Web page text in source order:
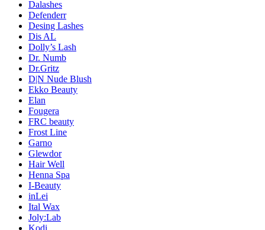
Dalashes
Defenderr
Desing Lashes
Dis AL
Dolly’s Lash
Dr. Numb
Dr.Gritz
D|N Nude Blush
Ekko Beauty
Elan
Fougera
FRC beauty
Frost Line
Garno
Glewdor
Hair Well
Henna Spa
I-Beauty
inLei
Ital Wax
Joly:Lab
Kodi